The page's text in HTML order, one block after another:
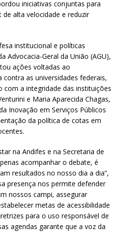
iniciativas conjuntas para
alta velocidade e reduzir
institucional e políticas
Advocacia-Geral da União (AGU),
ações voltadas ao
as universidades federais,
a integridade das instituições
e Maria Aparecida Chagas,
Inovação em Serviços Públicos
da política de cotas em
na Andifes e na Secretaria de
acompanhar o debate, é
resultados no nosso dia a dia”,
presença nos permite defender
nossos campi, assegurar
metas de acessibilidade
para o uso responsável de
agendas garante que a voz da